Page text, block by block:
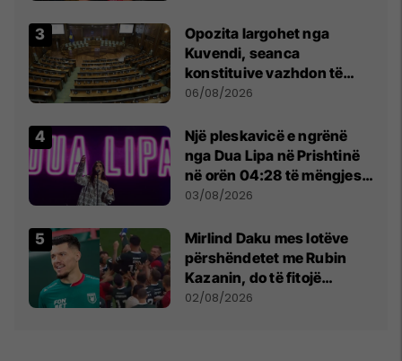
Opozita largohet nga
Kuvendi, seanca
konstituive vazhdon të
shtunën në orën 11:00
06/08/2026
Një pleskavicë e ngrënë
nga Dua Lipa në Prishtinë
në orën 04:28 të mëngjesit
- dhe bota digjitale serbe
03/08/2026
Mirlind Daku mes lotëve
përshëndetet me Rubin
Kazanin, do të fitojë
miliona te Spartak Moska
02/08/2026